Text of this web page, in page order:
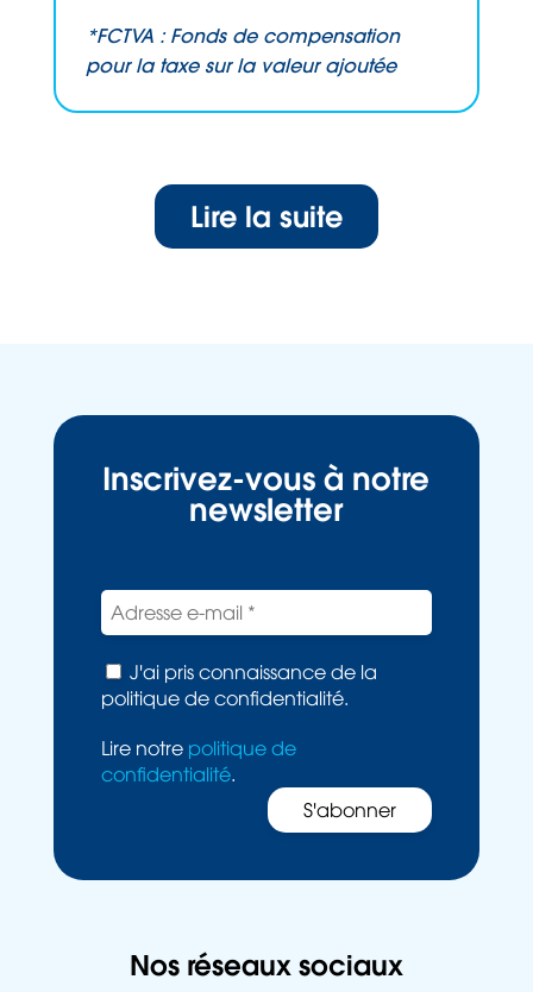
*FCTVA : Fonds de compensation
pour la taxe sur la valeur ajoutée
Lire la suite
Inscrivez-vous à notre
newsletter
J'ai pris connaissance de la
politique de confidentialité.
Lire notre politique de
confidentialité.
Nos réseaux sociaux